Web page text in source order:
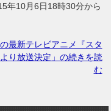
年10月6日18時30分から
最新テレビアニメ『スタ
り放送決定」の続きを読
む